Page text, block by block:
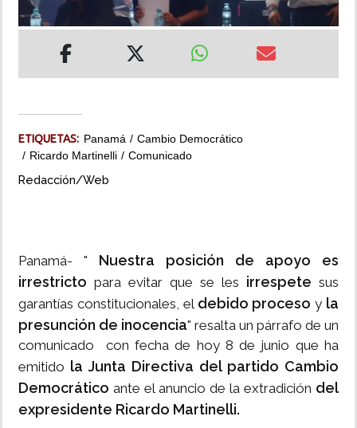
IMPRESO
ETIQUETAS: Panamá
Cambio Democrático
Ricardo Martinelli
Comunicado
Redacción/Web
Panamá- " Nuestra posición de apoyo es
irrestricto para evitar que se les irrespete sus
garantías constitucionales, el debido proceso y la
presunción de inocencia" resalta un párrafo de un
comunicado con fecha de hoy 8 de junio que ha
emitido la Junta Directiva del partido Cambio
Democrático ante el anuncio de la extradición del
expresidente Ricardo Martinelli.